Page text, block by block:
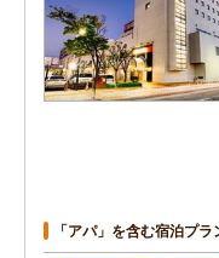
「アパ」を含む宿泊プラ